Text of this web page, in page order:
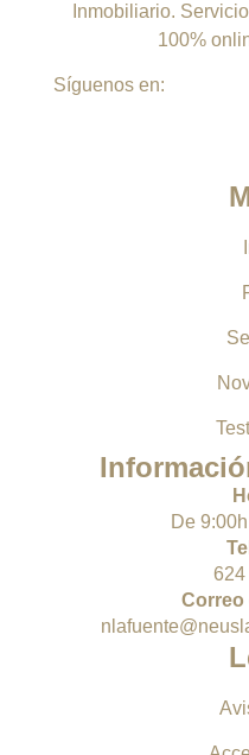
Inmobiliario.
100%
Síguenos en:
De
624
Correo